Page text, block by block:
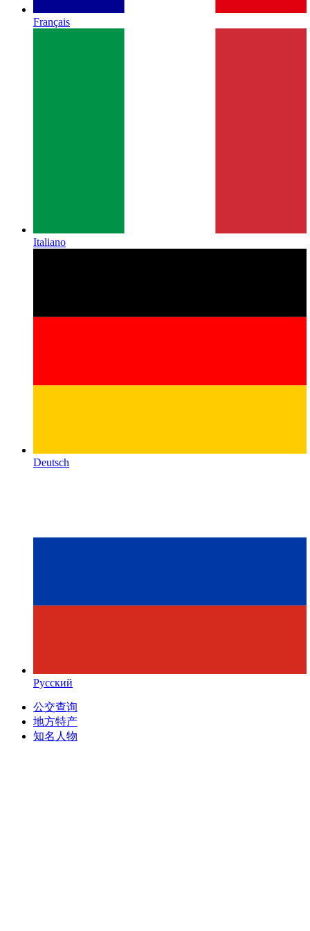
Français
Italiano
Deutsch
Русский
公交查询
地方特产
知名人物